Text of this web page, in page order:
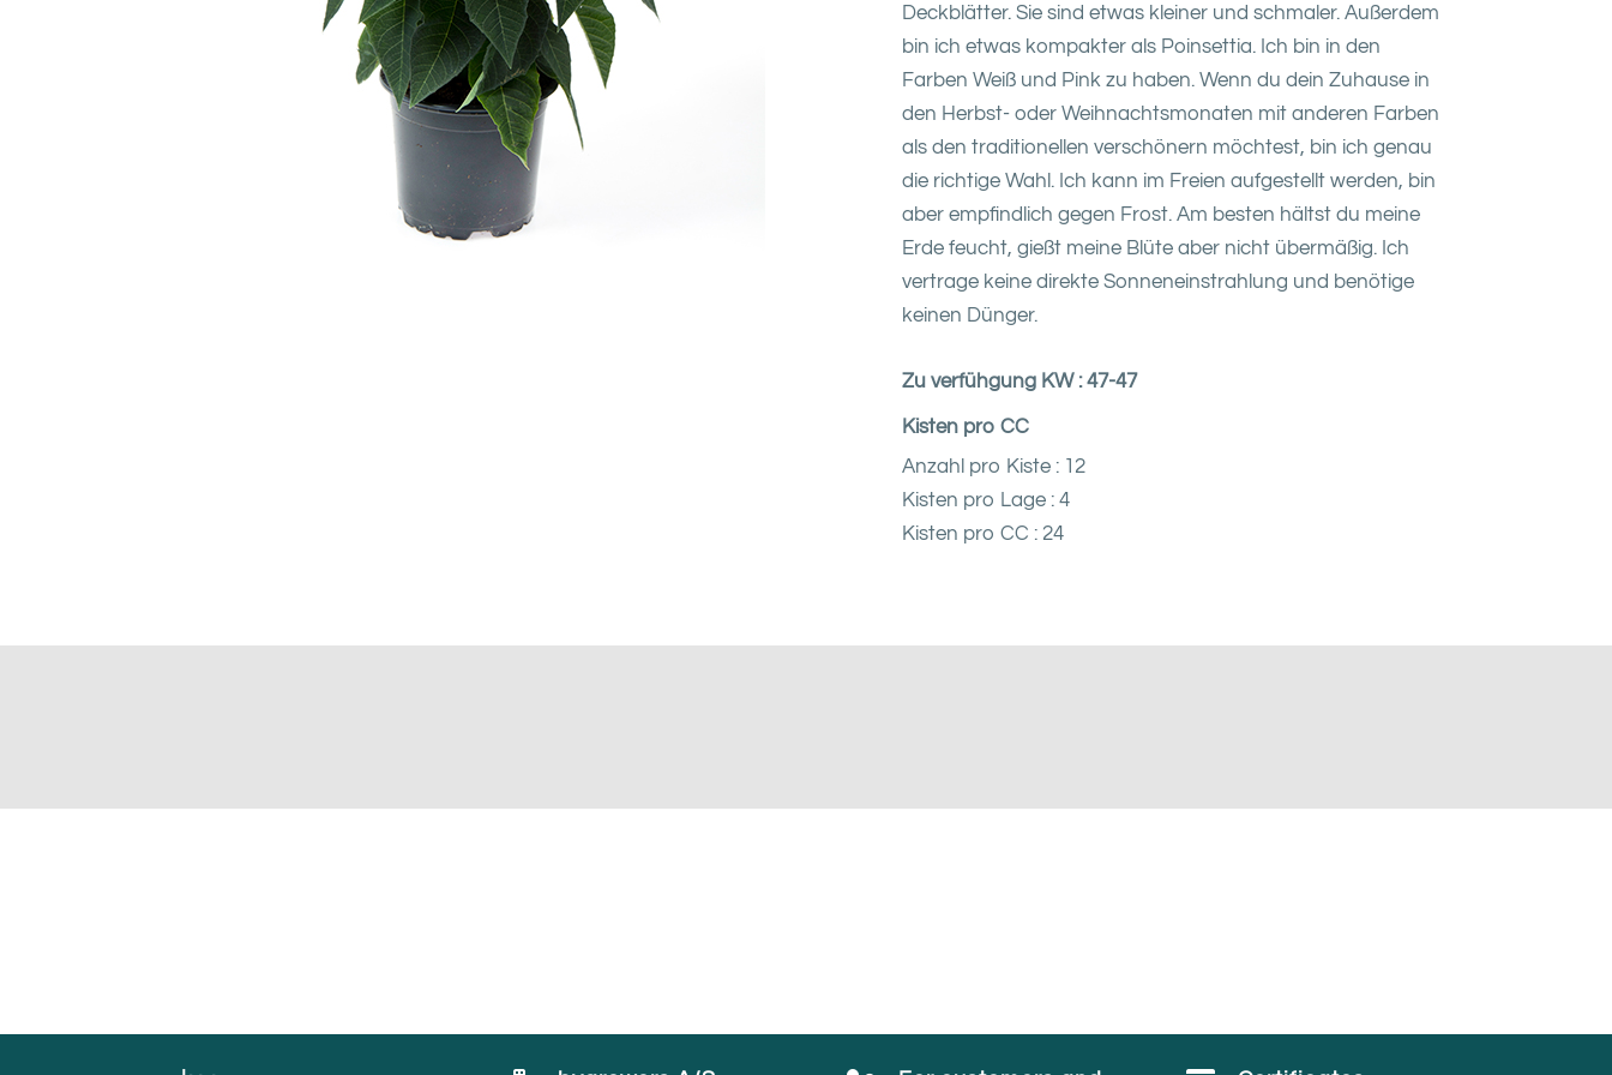
Deckblätter. Sie sind etwas kleiner und schmaler. Außerdem
bin ich etwas kompakter als Poinsettia. Ich bin in den
Farben Weiß und Pink zu haben. Wenn du dein Zuhause in
den Herbst- oder Weihnachtsmonaten mit anderen Farben
als den traditionellen verschönern möchtest, bin ich genau
die richtige Wahl. Ich kann im Freien aufgestellt werden, bin
aber empfindlich gegen Frost. Am besten hältst du meine
Erde feucht, gießt meine Blüte aber nicht übermäßig. Ich
vertrage keine direkte Sonneneinstrahlung und benötige
keinen Dünger.
Zu verfühgung KW : 47-47
Kisten pro CC
Anzahl pro Kiste : 12
Kisten pro Lage : 4
Kisten pro CC : 24